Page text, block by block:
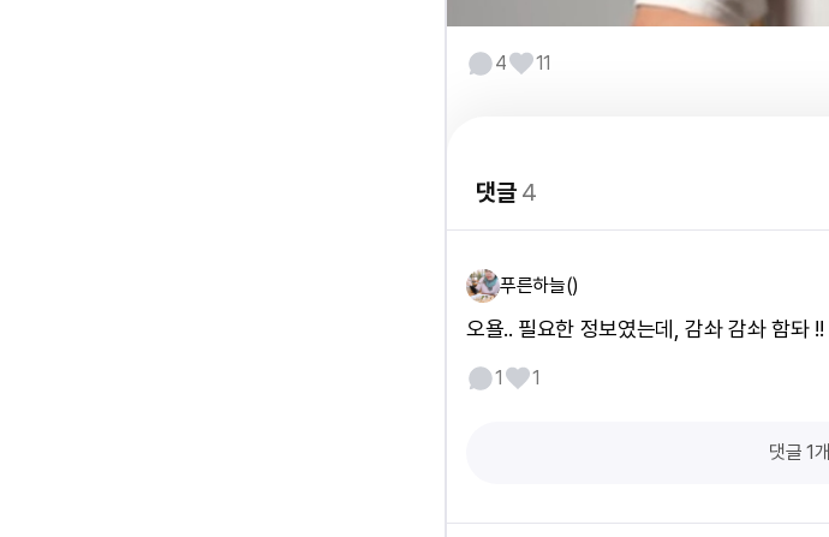
4 11
댓글4
푸른하늘()
오욜.. 필요한 정보였는데, 감솨 감솨 함돠 !!
1 1
댓글 1개